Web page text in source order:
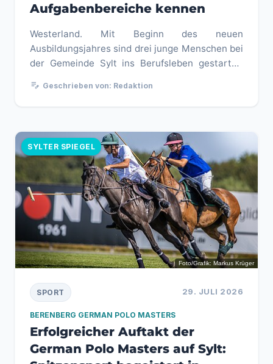
Aufgabenbereiche kennen
Westerland. Mit Beginn des neuen
Ausbildungsjahres sind drei junge Menschen bei
der Gemeinde Sylt ins Berufsleben gestartet.
edit_note Geschrieben von: Redaktion
SYLTER SPIEGEL
Foto/Grafik: Markus Krüger
29. JULI 2026
SPORT
BERENBERG GERMAN POLO MASTERS
Erfolgreicher Auftakt der
German Polo Masters auf Sylt: